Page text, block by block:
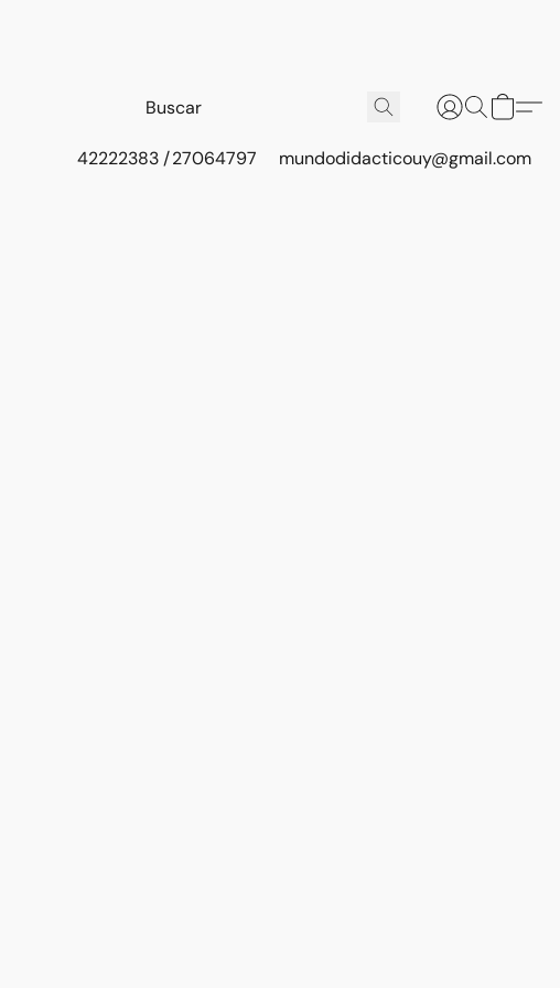
42222383 / 27064797 mundodidacticouy@gmail.com